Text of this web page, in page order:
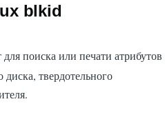
blkid
поиска или печати атрибутов
диска, твердотельного